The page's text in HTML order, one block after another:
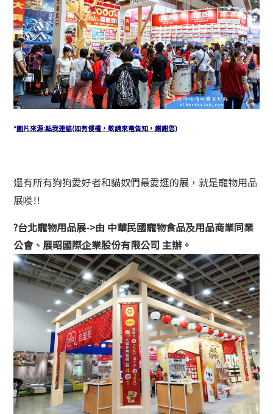
*圖片來源:點我連結(如有侵權，敬請來電告知，謝謝您)
還有所有狗狗愛好者和貓奴們最愛逛的展，就是寵物用品
展喽!!
?台北寵物用品展->由 中華民國寵物食品及用品商業同業
公會、展昭國際企業股份有限公司 主辦。